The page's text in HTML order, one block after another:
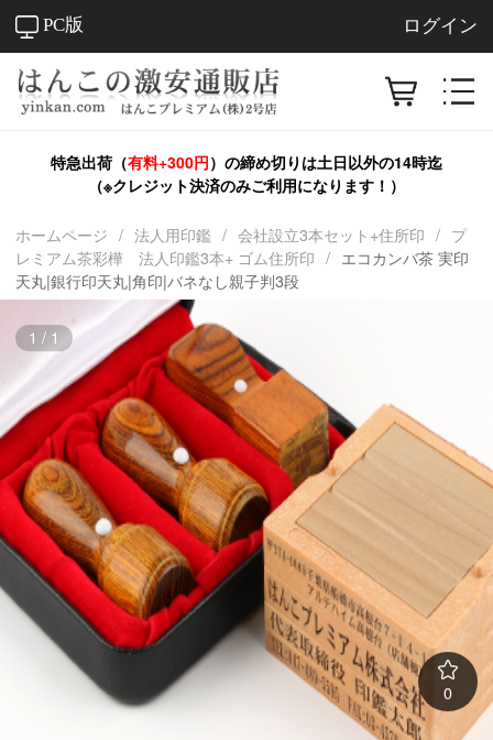
PC版 ログイン
特急出荷（有料+300円）の締め切りは土日以外の14時迄
（※クレジット決済のみご利用になります！）
ホームページ / 法人用印鑑 / 会社設立3本セット+住所印 / プ
レミアム茶彩樺 法人印鑑3本+ ゴム住所印 / エコカンバ茶 実印
天丸|銀行印天丸|角印|バネなし親子判3段
1 / 1
0